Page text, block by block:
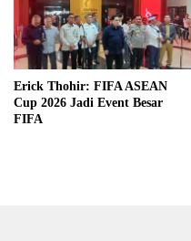
Erick Thohir: FIFA ASEAN
Cup 2026 Jadi Event Besar
FIFA